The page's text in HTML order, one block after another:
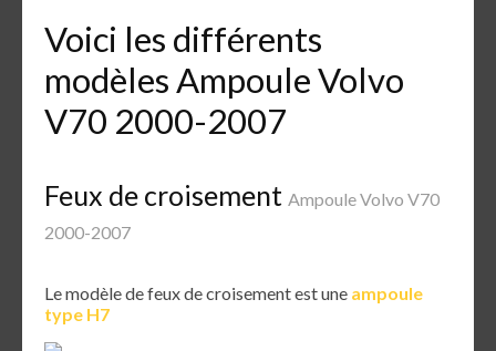
Voici les différents
modèles Ampoule Volvo
V70 2000-2007
Feux de croisement Ampoule Volvo V70
2000-2007
Le modèle de feux de croisement est une ampoule
type H7